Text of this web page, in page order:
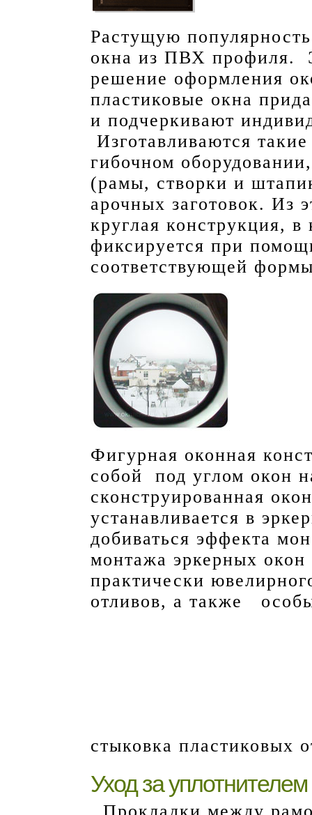
Растущую
окна из ПВХ профиля.
решение оформления
пластиковые окна
и подчеркивают
Изготавливаются
гибочном
(рамы, створки и
арочных заготовок. Из
круглая конструкция, в
фиксируется при
соответствующей
Фигурная оконная
собой под углом окон
сконструированная
устанавливается в
добиваться эффекта
монтажа эркерных
практически
отливов, а также
стыковка пластиковых
Уход за уплотнителем